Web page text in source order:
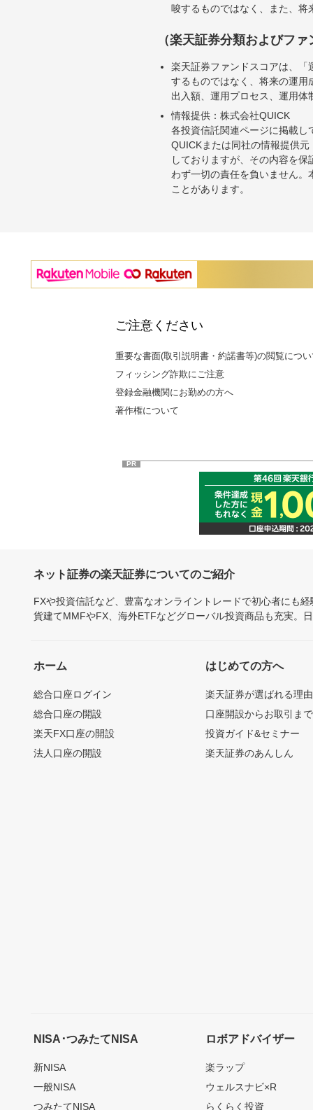
唆するものではなく、また、
（楽天証券分類およびフ
楽天証券ファンドスコアは、
するものではなく、将来の運
出入額、運用プロセス、運用
情報提供：株式会社QUICK
各投資信託関連ページに掲載
QUICKまたは同社の情報提供
しておりますが、その内容を
わず一切の責任を負いません
ことがあります。
ご注意ください
重要な書面(取引説明書・約諾書等)の閲覧につ
フィッシング詐欺にご注意
登録金融機関にお勤めの方へ
著作権について
PR
ネット証券の楽天証券についてのご紹介
FXや投資信託など、豊富なオンライントレードで初心者にも
貨建てMMFやFX、海外ETFなどグローバル投資商品も充実。
ホーム
総合口座ログイン
総合口座の開設
楽天FX口座の開設
法人口座の開設
はじめての方へ
楽天証券が選ばれる理由
口座開設からお取引ま
投資ガイド&セミナー
楽天証券のあんしん
NISA･つみたてNISA
新NISA
一般NISA
つみたてNISA
ロボアドバイザー
楽ラップ
ウェルスナビ×R
らくらく投資